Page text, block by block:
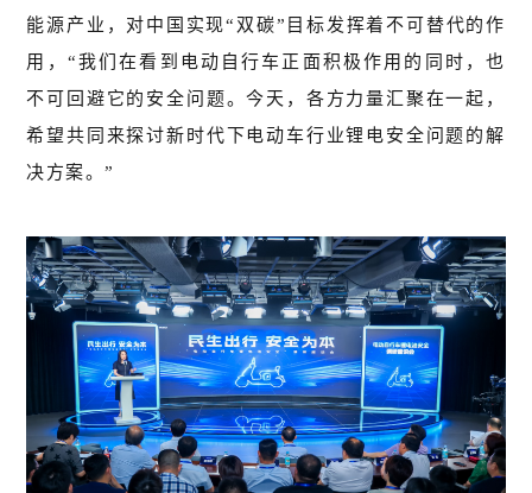
能源产业，对中国实现“双碳”目标发挥着不可替代的作
用，“我们在看到电动自行车正面积极作用的同时，也
不可回避它的安全问题。今天，各方力量汇聚在一起，
希望共同来探讨新时代下电动车行业锂电安全问题的解
决方案。”